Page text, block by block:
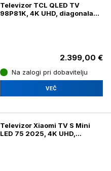
Televizor TCL QLED TV
98P81K, 4K UHD, diagonala
2.399,00 €
Na zalogi pri dobavitelju
VEČ
Televizor Xiaomi TV S Mini
LED 75 2025, 4K UHD,